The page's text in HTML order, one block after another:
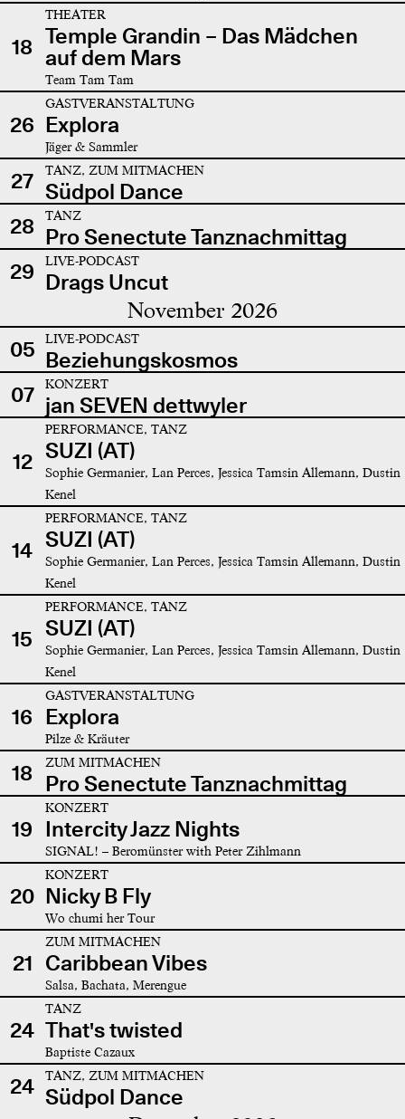
18
THEATER
Temple Grandin – Das Mädchen
auf dem Mars
Team Tam Tam
26
GASTVERANSTALTUNG
Explora
Jäger & Sammler
27 TANZ, ZUM MITMACHEN
Südpol Dance
28
TANZ
Pro Senectute Tanznachmittag
29
LIVE-PODCAST
Drags Uncut
November 2026
05 LIVE-PODCAST
Beziehungskosmos
07
KONZERT
jan SEVEN dettwyler
12
PERFORMANCE, TANZ
SUZI (AT)
Sophie Germanier, Lan Perces, Jessica Tamsin Allemann, Dustin
Kenel
14
PERFORMANCE, TANZ
SUZI (AT)
Sophie Germanier, Lan Perces, Jessica Tamsin Allemann, Dustin
Kenel
15
PERFORMANCE, TANZ
SUZI (AT)
Sophie Germanier, Lan Perces, Jessica Tamsin Allemann, Dustin
Kenel
16
GASTVERANSTALTUNG
Explora
Pilze & Kräuter
18 ZUM MITMACHEN
Pro Senectute Tanznachmittag
19
KONZERT
Intercity Jazz Nights
SIGNAL! – Beromünster with Peter Zihlmann
20
KONZERT
Nicky B Fly
Wo chumi her Tour
21
ZUM MITMACHEN
Caribbean Vibes
Salsa, Bachata, Merengue
24
TANZ
That's twisted
Baptiste Cazaux
24 TANZ, ZUM MITMACHEN
Südpol Dance